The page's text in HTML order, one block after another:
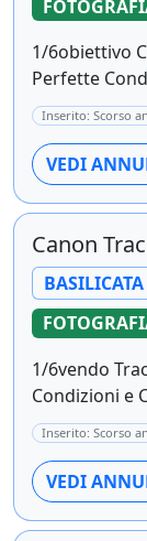
1/6obiettivo
Perfette
Inserito: Scorso
VEDI
Canon
BASILICATA
1/6vendo
Condizioni e
Inserito: Scorso
VEDI